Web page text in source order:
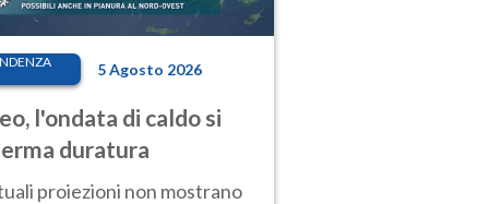
5 Agosto 2026
l'ondata di caldo si
duratura
proiezioni non mostrano